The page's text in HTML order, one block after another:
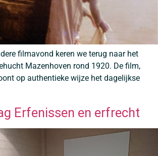
filmavond keren we terug naar het
Mazenhoven rond 1920. De film,
op authentieke wijze het dagelijkse
Erfenissen en erfrecht